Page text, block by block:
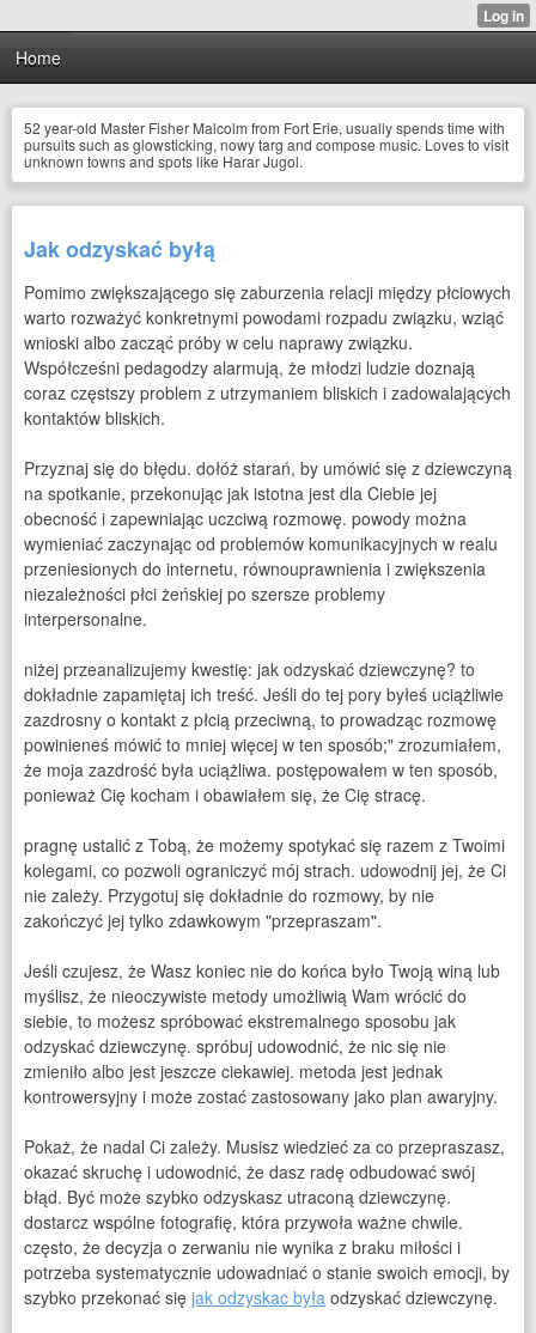
Home
52 year-old Master Fisher Malcolm from Fort Erie, usually spends time with
pursuits such as glowsticking, nowy targ and compose music. Loves to visit
unknown towns and spots like Harar Jugol.
Jak odzyskać byłą
Pomimo zwiększającego się zaburzenia relacji między płciowych
warto rozważyć konkretnymi powodami rozpadu związku, wziąć
wnioski albo zacząć próby w celu naprawy związku.
Współcześni pedagodzy alarmują, że młodzi ludzie doznają
coraz częstszy problem z utrzymaniem bliskich i zadowalających
kontaktów bliskich.
Przyznaj się do błędu. dołóż starań, by umówić się z dziewczyną
na spotkanie, przekonując jak istotna jest dla Ciebie jej
obecność i zapewniając uczciwą rozmowę. powody można
wymieniać zaczynając od problemów komunikacyjnych w realu
przeniesionych do internetu, równouprawnienia i zwiększenia
niezależności płci żeńskiej po szersze problemy
interpersonalne.
niżej przeanalizujemy kwestię: jak odzyskać dziewczynę? to
dokładnie zapamiętaj ich treść. Jeśli do tej pory byłeś uciążliwie
zazdrosny o kontakt z płcią przeciwną, to prowadząc rozmowę
powinieneś mówić to mniej więcej w ten sposób;" zrozumiałem,
że moja zazdrość była uciążliwa. postępowałem w ten sposób,
ponieważ Cię kocham i obawiałem się, że Cię stracę.
pragnę ustalić z Tobą, że możemy spotykać się razem z Twoimi
kolegami, co pozwoli ograniczyć mój strach. udowodnij jej, że Ci
nie zależy. Przygotuj się dokładnie do rozmowy, by nie
zakończyć jej tylko zdawkowym "przepraszam".
Jeśli czujesz, że Wasz koniec nie do końca było Twoją winą lub
myślisz, że nieoczywiste metody umożliwią Wam wrócić do
siebie, to możesz spróbować ekstremalnego sposobu jak
odzyskać dziewczynę. spróbuj udowodnić, że nic się nie
zmieniło albo jest jeszcze ciekawiej. metoda jest jednak
kontrowersyjny i może zostać zastosowany jako plan awaryjny.
Pokaż, że nadal Ci zależy. Musisz wiedzieć za co przepraszasz,
okazać skruchę i udowodnić, że dasz radę odbudować swój
błąd. Być może szybko odzyskasz utraconą dziewczynę.
dostarcz wspólne fotografię, która przywoła ważne chwile.
często, że decyzja o zerwaniu nie wynika z braku miłości i
potrzeba systematycznie udowadniać o stanie swoich emocji, by
szybko przekonać się jak odzyskac była odzyskać dziewczynę.